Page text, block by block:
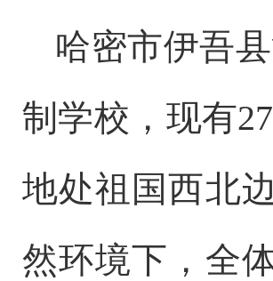
哈密市伊吾
制学校，现有27
地处祖国西北
然环境下，全